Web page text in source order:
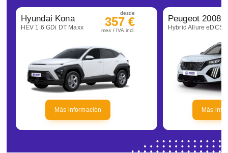
Hyundai Kona
HEV 1.6 GDi DT Maxx
desde
357 €
mes / IVA incl.
Más información
Peugeot 2008
Hybrid Allure eDCS6
Más